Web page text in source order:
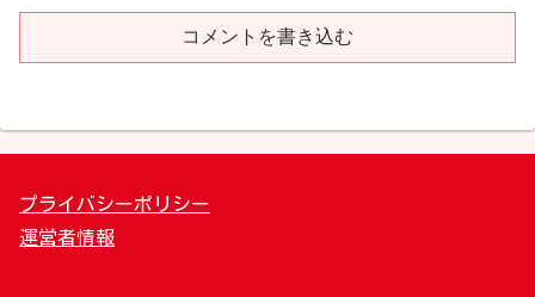
コメントを書き込む
プライバシーポリシー
運営者情報